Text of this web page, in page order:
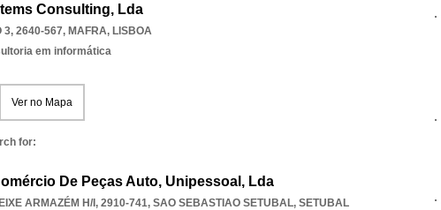
Consulting, Lda
3, 2640-567, MAFRA, LISBOA
em informática
Ver no Mapa
for:
De Peças Auto, Unipessoal, Lda
ARMAZÉM H/I, 2910-741, SAO SEBASTIAO SETUBAL, SETUBAL